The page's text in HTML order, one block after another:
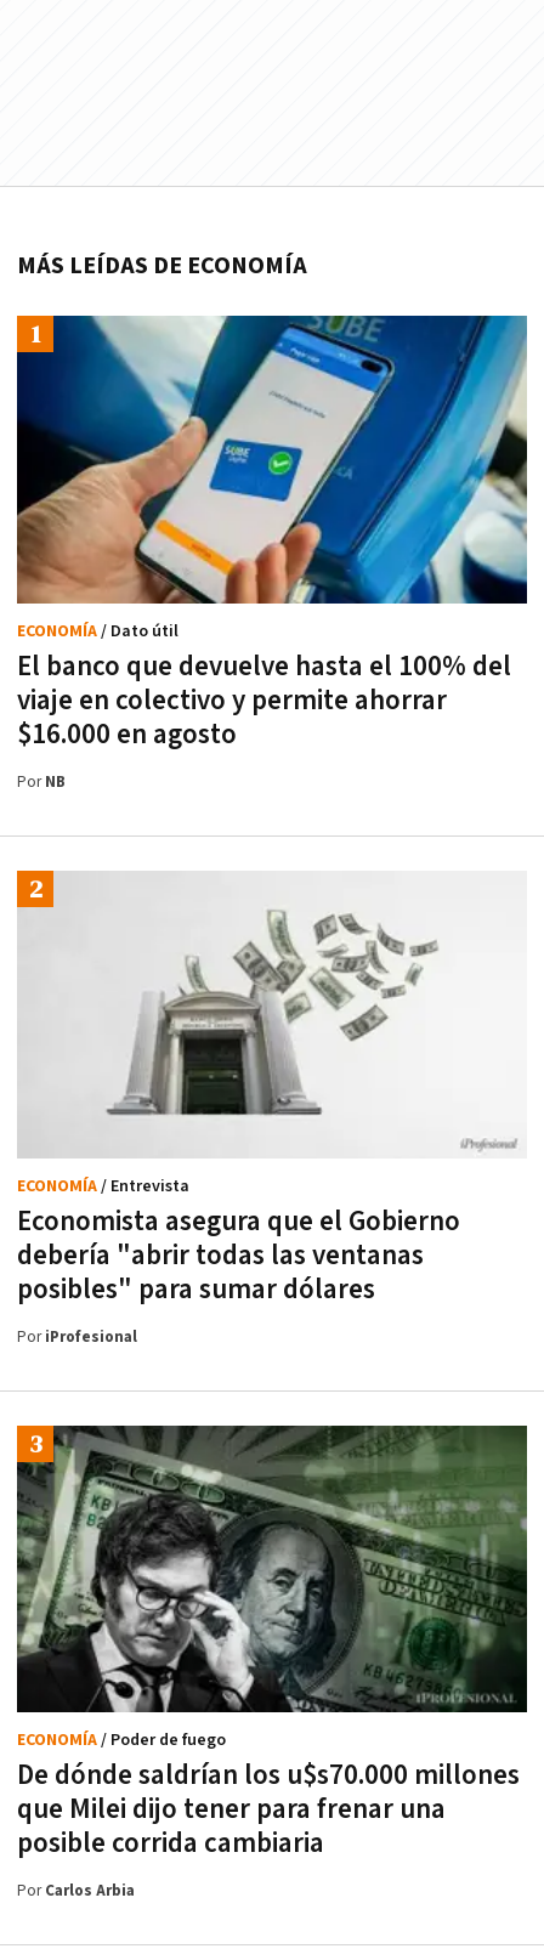
MÁS LEÍDAS DE ECONOMÍA
El banco que devuelve hasta el 100% del
viaje en colectivo y permite ahorrar
$16.000 en agosto
ECONOMÍA/ Dato útil
PorNB
Economista asegura que el Gobierno
debería "abrir todas las ventanas
posibles" para sumar dólares
ECONOMÍA/ Entrevista
PoriProfesional
De dónde saldrían los u$s70.000 millones
que Milei dijo tener para frenar una
posible corrida cambiaria
ECONOMÍA/ Poder de fuego
PorCarlos Arbia